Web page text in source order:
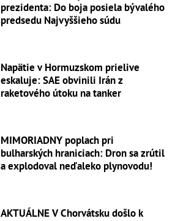
prezidenta: Do boja posiela bývalého
predsedu Najvyššieho súdu
Napätie v Hormuzskom prielive
eskaluje: SAE obvinili Irán z
raketového útoku na tanker
MIMORIADNY poplach pri
bulharských hraniciach: Dron sa zrútil
a explodoval neďaleko plynovodu!
AKTUÁLNE V Chorvátsku došlo k